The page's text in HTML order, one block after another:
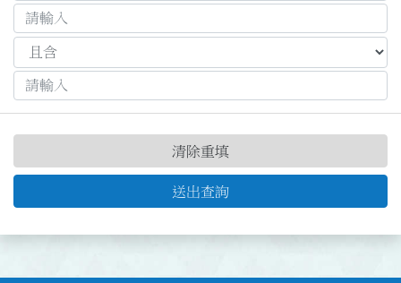
送出查詢
清除重填